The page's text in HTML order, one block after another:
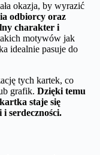
okazja, by wyrazić
odbiorcy oraz
charakter i
motywów jak
idealnie pasuje do
tych kartek, co
grafik. Dzięki temu
staje się
i serdeczności.